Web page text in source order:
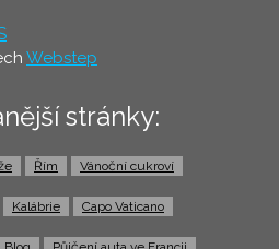
Webstep
stránky:
Řím Vánoční cukroví
Kalábrie Capo Vaticano